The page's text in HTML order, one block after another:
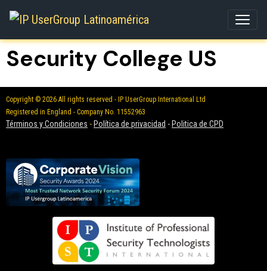
Security College US
Copyright © 2026 All rights reserved - IP UserGroup International Ltd
Registered in England - Company No. 11552963
Términos y Condiciones - Política de privacidad - Politica de CPD